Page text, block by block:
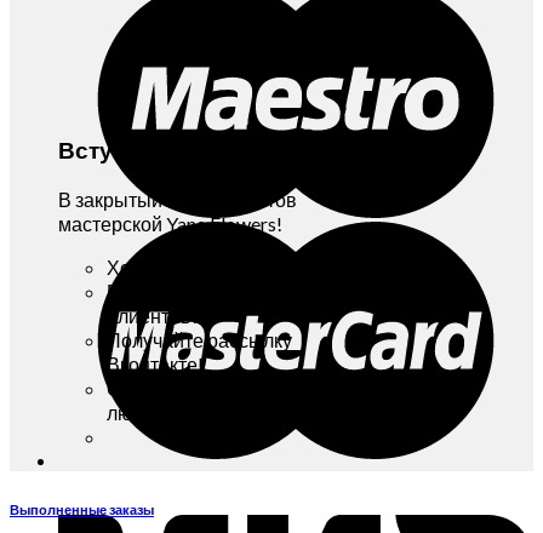
Вступайте!
В закрытый Клуб Клиентов
мастерской Yana Flowers!
Хотите бонусы и скидки?
Вступайте в Клуб
Клиентов!
Получайте рассылку
Вконтакте!
Отписаться можно в
любой момент!
Выполненные заказы